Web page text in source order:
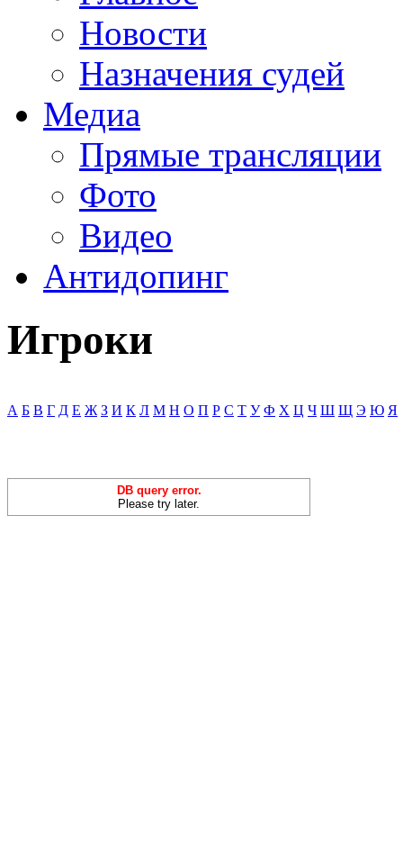
Новости
Назначения судей
Медиа
Прямые трансляции
Фото
Видео
Антидопинг
Игроки
А Б В Г Д Е Ж З И К Л М Н О П Р С Т У Ф Х Ц Ч Ш Щ Э Ю Я
DB query error.
Please try later.